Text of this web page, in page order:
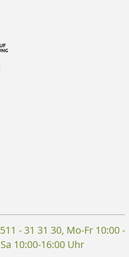
- 31 31 30, Mo-Fr 10:00 -
10:00-16:00 Uhr